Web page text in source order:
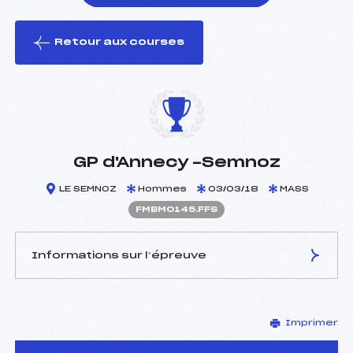
le ski
Retour aux courses
GP d'Annecy -Semnoz
LE SEMNOZ Hommes 03/03/18 MASS
FMBM0145.FFS
Informations sur l’épreuve
ROGUET MATHIEU (MB)
D.T Adjoint :
–
Imprimer